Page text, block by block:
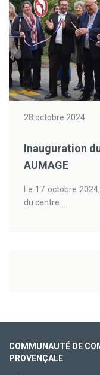
28 octobre 2024
Inauguration
AUMAGE
Le 17 octobre
du centre ...
COMMUNAUTÉ DE
PROVENÇALE